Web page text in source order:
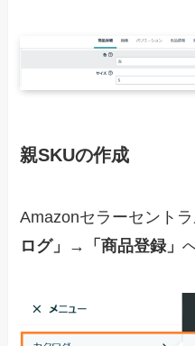
親SKUの作成
Amazonセラーセント
ログ」
→ 「商品登録」